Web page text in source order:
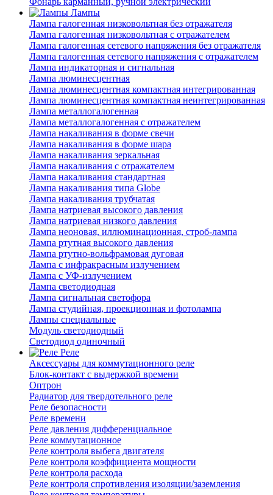
Лампы
Лампа галогенная низковольтная без отражателя
Лампа галогенная низковольтная с отражателем
Лампа галогенная сетевого напряжения без отражателя
Лампа галогенная сетевого напряжения с отражателем
Лампа индикаторная и сигнальная
Лампа люминесцентная
Лампа люминесцентная компактная интегрированная
Лампа люминесцентная компактная неинтегрированная
Лампа металлогалогенная
Лампа металлогалогенная с отражателем
Лампа накаливания в форме свечи
Лампа накаливания в форме шара
Лампа накаливания зеркальная
Лампа накаливания с отражателем
Лампа накаливания стандартная
Лампа накаливания типа Globe
Лампа накаливания трубчатая
Лампа натриевая высокого давления
Лампа натриевая низкого давления
Лампа неоновая, иллюминационная, строб-лампа
Лампа ртутная высокого давления
Лампа ртутно-вольфрамовая дуговая
Лампа с инфракрасным излучением
Лампа с УФ-излучением
Лампа светодиодная
Лампа сигнальная светофора
Лампа студийная, проекционная и фотолампа
Лампы специальные
Модуль светодиодный
Светодиод одиночный
Реле
Аксессуары для коммутационного реле
Блок-контакт с выдержкой времени
Оптрон
Радиатор для твердотельного реле
Реле безопасности
Реле времени
Реле давления дифференциальное
Реле коммутационное
Реле контроля выбега двигателя
Реле контроля коэффициента мощности
Реле контроля расхода
Реле контроля спротивления изоляции/заземления